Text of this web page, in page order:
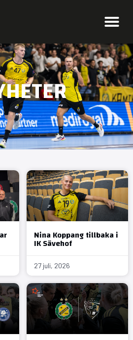
Nina Koppang tillbaka i
IK Sävehof
27 juli, 2026